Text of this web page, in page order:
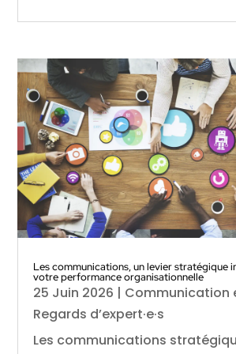
Les communications, un levier stratégique
votre performance organisationnelle
25 Juin 2026 | Communication
Regards d’expert·e·s
Les communications